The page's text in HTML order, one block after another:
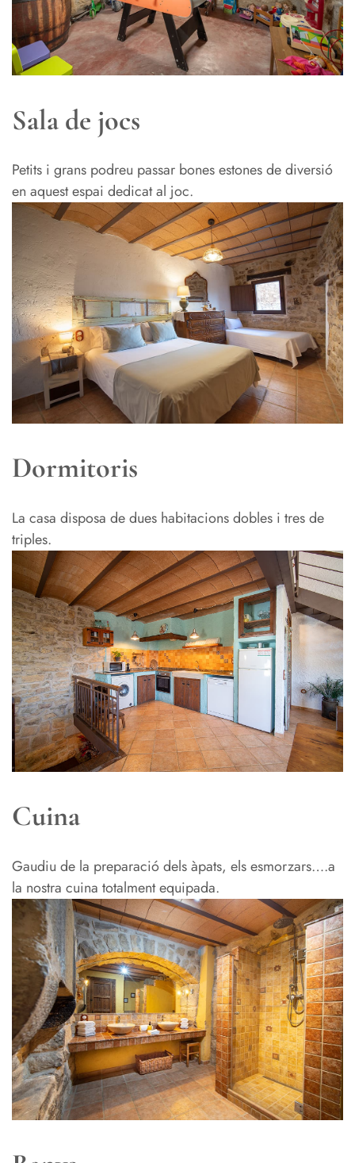
Sala de jocs
Petits i grans podreu passar bones estones de diversió
en aquest espai dedicat al joc.
Dormitoris
La casa disposa de dues habitacions dobles i tres de
triples.
Cuina
Gaudiu de la preparació dels àpats, els esmorzars….a
la nostra cuina totalment equipada.